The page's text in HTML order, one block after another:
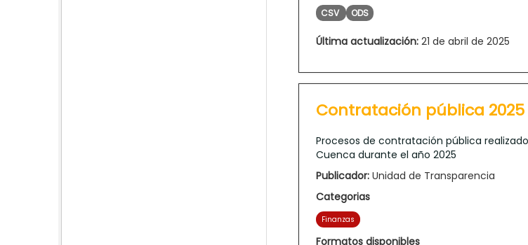
CSV ODS
Última actualización: 21 de abril de 2025
Contratación pública 2025
Procesos de contratación pública
Cuenca durante el año 2025
Publicador: Unidad de Transparencia
Categorias
Finanzas
Formatos disponibles